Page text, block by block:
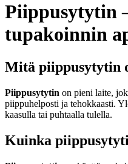
Piippusytytin
tupakoinnin
Mitä piippusytytin
Piippusytytin on pieni laite,
piippuhelposti ja tehokkaasti.
kaasulla tai puhtaalla tulella.
Kuinka